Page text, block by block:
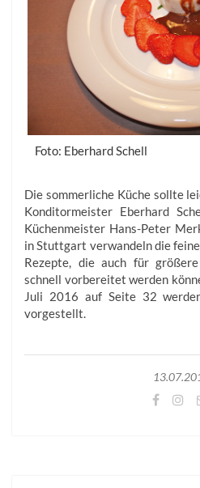
Foto: Eberhard Schell
Die sommerliche Küche sollte
Konditormeister Eberhard
Küchenmeister Hans-Peter
in Stuttgart verwandeln die
Rezepte, die auch für
schnell vorbereitet werden
Juli 2016 auf Seite 32
vorgestellt.